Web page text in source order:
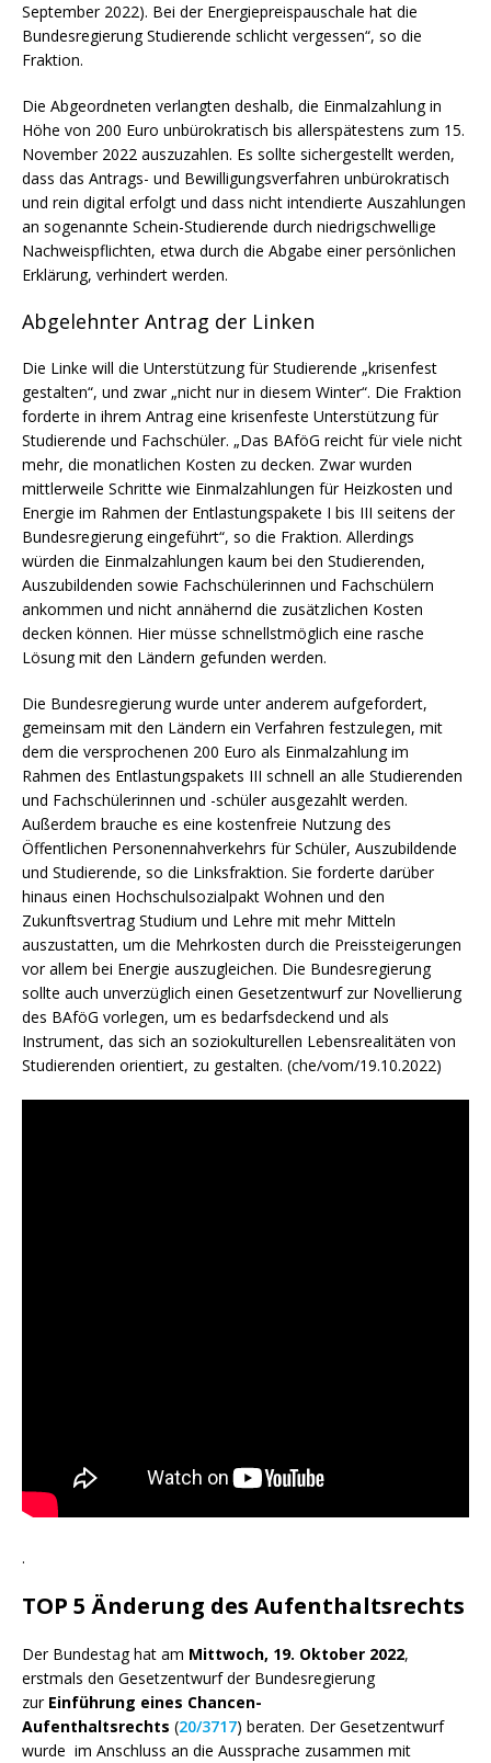
September 2022). Bei der Energiepreispauschale hat die
Bundesregierung Studierende schlicht vergessen“, so die
Fraktion.
Die Abgeordneten verlangten deshalb, die Einmalzahlung in
Höhe von 200 Euro unbürokratisch bis allerspätestens zum 15.
November 2022 auszuzahlen. Es sollte sichergestellt werden,
dass das Antrags- und Bewilligungsverfahren unbürokratisch
und rein digital erfolgt und dass nicht intendierte Auszahlungen
an sogenannte Schein-Studierende durch niedrigschwellige
Nachweispflichten, etwa durch die Abgabe einer persönlichen
Erklärung, verhindert werden.
Abgelehnter Antrag der Linken
Die Linke will die Unterstützung für Studierende „krisenfest
gestalten“, und zwar „nicht nur in diesem Winter“. Die Fraktion
forderte in ihrem Antrag eine krisenfeste Unterstützung für
Studierende und Fachschüler. „Das BAföG reicht für viele nicht
mehr, die monatlichen Kosten zu decken. Zwar wurden
mittlerweile Schritte wie Einmalzahlungen für Heizkosten und
Energie im Rahmen der Entlastungspakete I bis III seitens der
Bundesregierung eingeführt“, so die Fraktion. Allerdings
würden die Einmalzahlungen kaum bei den Studierenden,
Auszubildenden sowie Fachschülerinnen und Fachschülern
ankommen und nicht annähernd die zusätzlichen Kosten
decken können. Hier müsse schnellstmöglich eine rasche
Lösung mit den Ländern gefunden werden.
Die Bundesregierung wurde unter anderem aufgefordert,
gemeinsam mit den Ländern ein Verfahren festzulegen, mit
dem die versprochenen 200 Euro als Einmalzahlung im
Rahmen des Entlastungspakets III schnell an alle Studierenden
und Fachschülerinnen und -schüler ausgezahlt werden.
Außerdem brauche es eine kostenfreie Nutzung des
Öffentlichen Personennahverkehrs für Schüler, Auszubildende
und Studierende, so die Linksfraktion. Sie forderte darüber
hinaus einen Hochschulsozialpakt Wohnen und den
Zukunftsvertrag Studium und Lehre mit mehr Mitteln
auszustatten, um die Mehrkosten durch die Preissteigerungen
vor allem bei Energie auszugleichen. Die Bundesregierung
sollte auch unverzüglich einen Gesetzentwurf zur Novellierung
des BAföG vorlegen, um es bedarfsdeckend und als
Instrument, das sich an soziokulturellen Lebensrealitäten von
Studierenden orientiert, zu gestalten. (che/vom/19.10.2022)
.
TOP 5 Änderung des Aufenthaltsrechts
Der Bundestag hat am Mittwoch, 19. Oktober 2022,
erstmals den Gesetzentwurf der Bundesregierung
zur Einführung eines Chancen-
Aufenthaltsrechts (20/3717) beraten. Der Gesetzentwurf
wurde im Anschluss an die Aussprache zusammen mit